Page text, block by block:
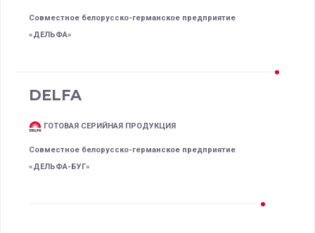
Совместное белорусско-германское предприятие
«ДЕЛЬФА»
DELFA
ГОТОВАЯ СЕРИЙНАЯ ПРОДУКЦИЯ
Совместное белорусско-германское предприятие
«ДЕЛЬФА-БУГ»